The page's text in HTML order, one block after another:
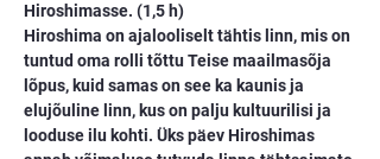
Hiroshimasse. (1,5 h)
Hiroshima on ajalooliselt tähtis linn, mis on
tuntud oma rolli tõttu Teise maailmasõja
lõpus, kuid samas on see ka kaunis ja
elujõuline linn, kus on palju kultuurilisi ja
looduse ilu kohti. Üks päev Hiroshimas